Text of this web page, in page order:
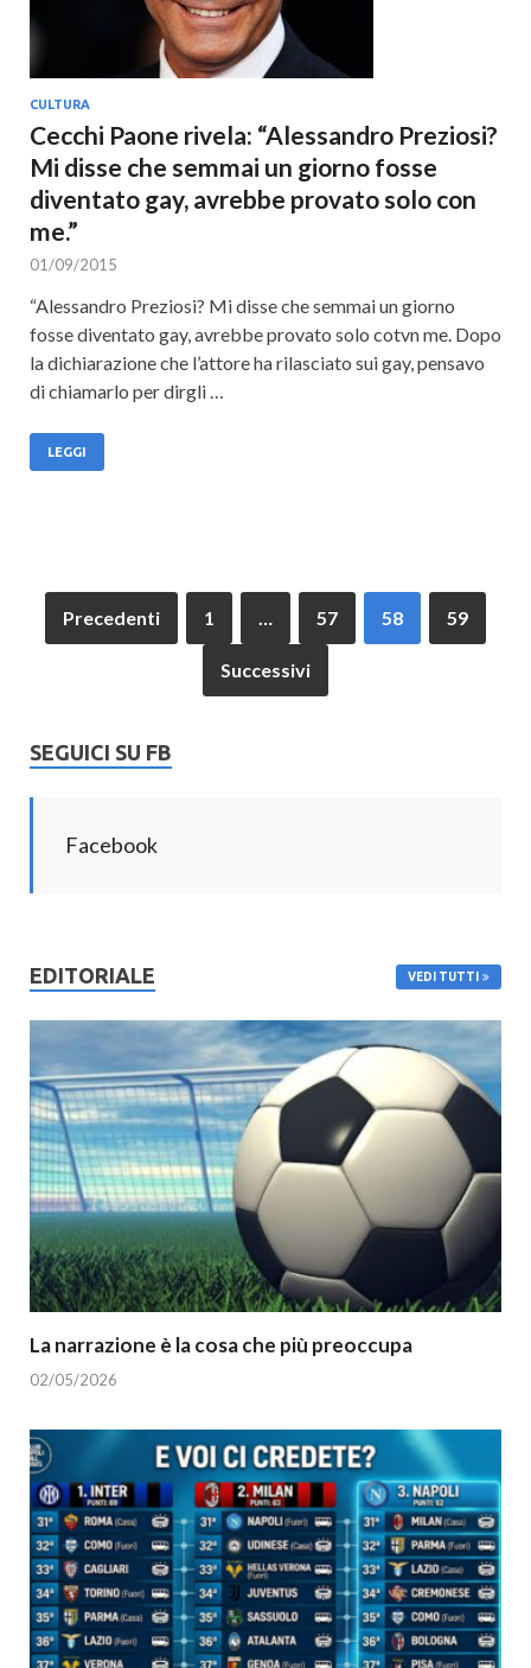
CULTURA
Cecchi Paone rivela: “Alessandro Preziosi?
Mi disse che semmai un giorno fosse
diventato gay, avrebbe provato solo con
me.”
01/09/2015
“Alessandro Preziosi? Mi disse che semmai un giorno
fosse diventato gay, avrebbe provato solo cotvn me. Dopo
la dichiarazione che l’attore ha rilasciato sui gay, pensavo
di chiamarlo per dirgli …
LEGGI
Precedenti 1 … 57 58 59
Successivi
SEGUICI SU FB
Facebook
EDITORIALE VEDI TUTTI
La narrazione è la cosa che più preoccupa
02/05/2026